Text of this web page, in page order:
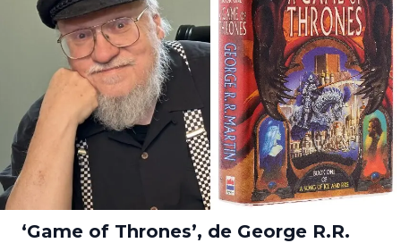
‘Game of Thrones’, de George R.R.